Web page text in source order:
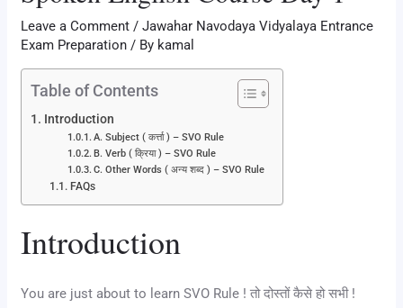
Leave a Comment /Jawahar Navodaya Vidyalaya Entrance
Exam Preparation / By kamal
Table of Contents
Introduction
A. Subject ( कर्त्ता ) – SVO Rule
B. Verb ( क्रिया ) – SVO Rule
C. Other Words ( अन्य शब्द ) – SVO Rule
FAQs
Introduction
You are just about to learn SVO Rule ! तो दोस्तों कैसे हो सभी !